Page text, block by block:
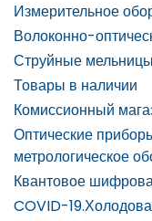
Измерительное
Волоконно-
Струйные мельницы
Товары в наличии
Комиссионный
Оптические
метрологическое
Квантовое
COVID-